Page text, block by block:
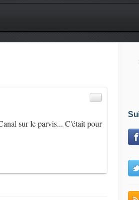
sur le parvis... C'était pour